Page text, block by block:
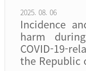
2025. 08. 06
Incidence
harm
COVID-19-
the Republic